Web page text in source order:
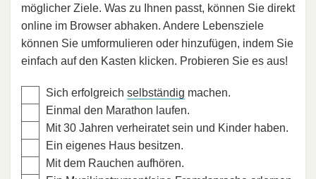
möglicher Ziele. Was zu Ihnen passt, können Sie direkt
online im Browser abhaken. Andere Lebensziele
können Sie umformulieren oder hinzufügen, indem Sie
einfach auf den Kasten klicken. Probieren Sie es aus!
Sich erfolgreich selbständig machen.
Einmal den Marathon laufen.
Mit 30 Jahren verheiratet sein und Kinder haben.
Ein eigenes Haus besitzen.
Mit dem Rauchen aufhören.